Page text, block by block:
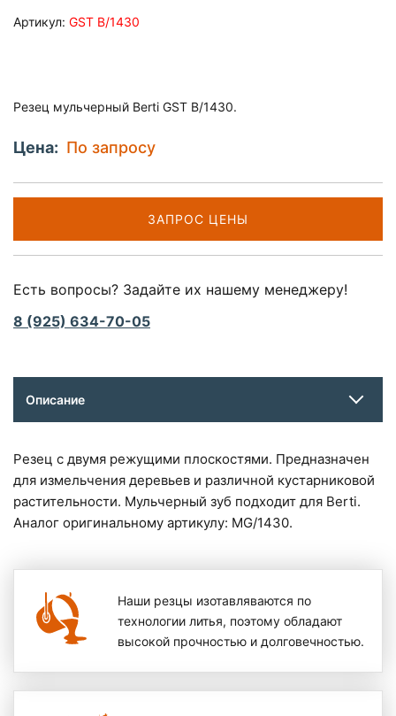
Артикул: GST B/1430
Резец мульчерный Berti GST B/1430.
Цена: По запросу
ЗАПРОС ЦЕНЫ
Есть вопросы? Задайте их нашему менеджеру!
8 (925) 634-70-05
Описание
Резец с двумя режущими плоскостями. Предназначен
для измельчения деревьев и различной кустарниковой
растительности. Мульчерный зуб подходит для Berti.
Аналог оригинальному артикулу: MG/1430.
Наши резцы изотавляваются по
технологии литья, поэтому обладают
высокой прочностью и долговечностью.